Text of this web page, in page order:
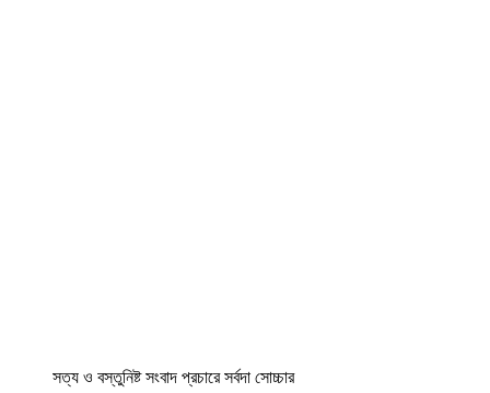
সত্য ও বস্তুনিষ্ট সংবাদ প্রচারে সর্বদা সোচ্চার